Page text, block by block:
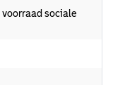
sociale